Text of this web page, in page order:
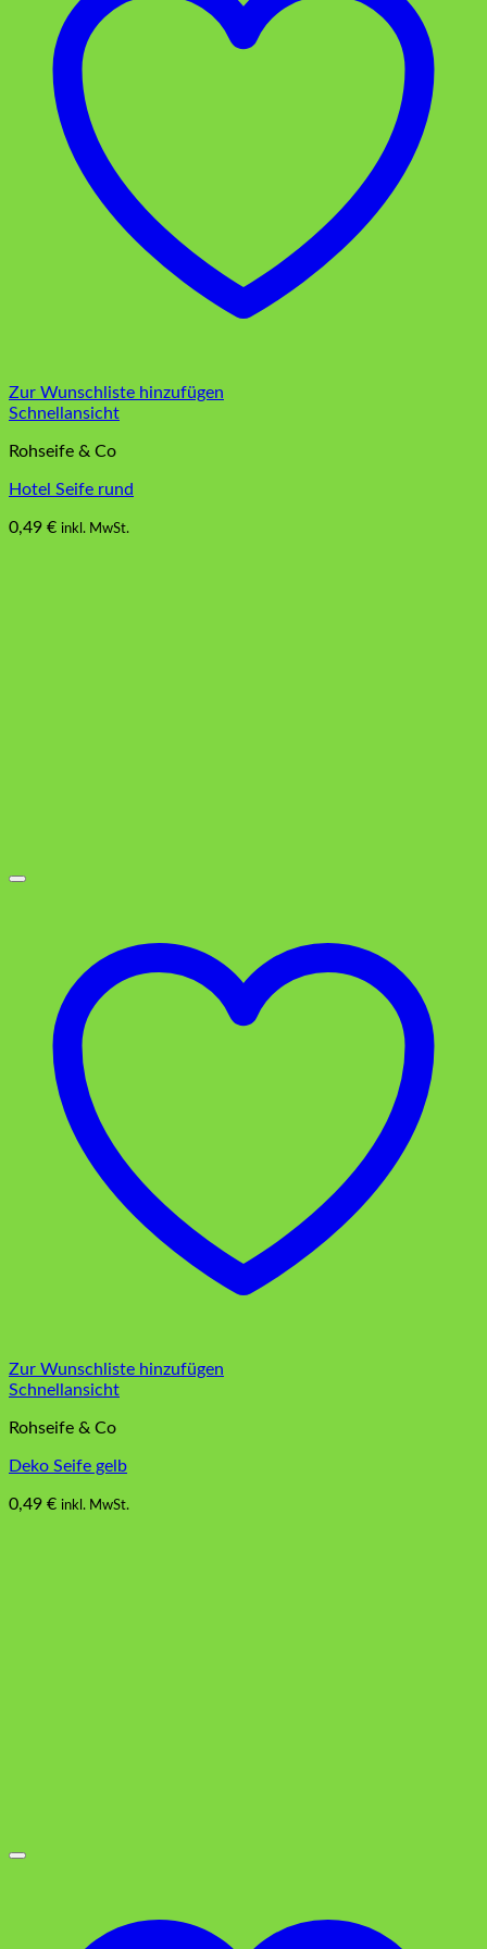
Zur Wunschliste hinzufügen
Schnellansicht
Rohseife & Co
Hotel Seife rund
0,49 € inkl. MwSt.
Zur Wunschliste hinzufügen
Schnellansicht
Rohseife & Co
Deko Seife gelb
0,49 € inkl. MwSt.